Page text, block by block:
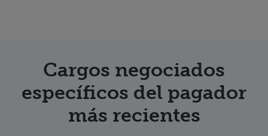
Cargos negociados
específicos del pagador
más recientes